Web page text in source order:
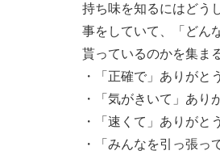
持ち味を知るにはどう
事をしていて、「どん
貰っているのかを集ま
・「正確で」ありがとう
・「気がきいて」あり
・「速くて」ありがとう
・「みんなを引っ張っ